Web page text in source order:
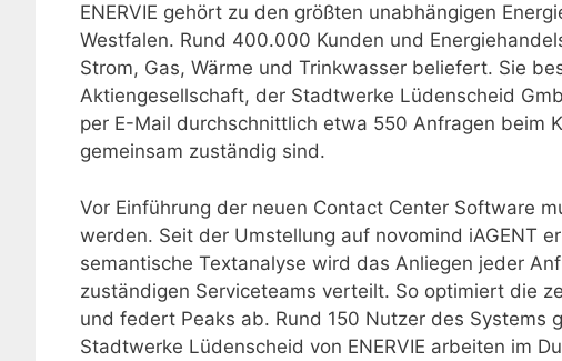
ENERVIE gehört zu den größten unabhängigen
Westfalen. Rund 400.000 Kunden und
Strom, Gas, Wärme und Trinkwasser beliefert. Sie
Aktiengesellschaft, der Stadtwerke Lüdenscheid
per E-Mail durchschnittlich etwa 550 Anfragen beim
gemeinsam zuständig sind.
Vor Einführung der neuen Contact Center Software
werden. Seit der Umstellung auf novomind iAGENT
semantische Textanalyse wird das Anliegen jeder
zuständigen Serviceteams verteilt. So optimiert die
und federt Peaks ab. Rund 150 Nutzer des Systems
Stadtwerke Lüdenscheid von ENERVIE arbeiten im